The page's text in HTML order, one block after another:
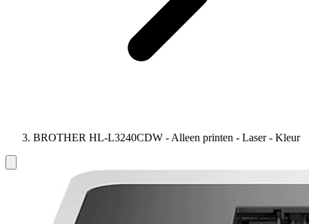
BROTHER HL-L3240CDW - Alleen printen - Laser - Kleur